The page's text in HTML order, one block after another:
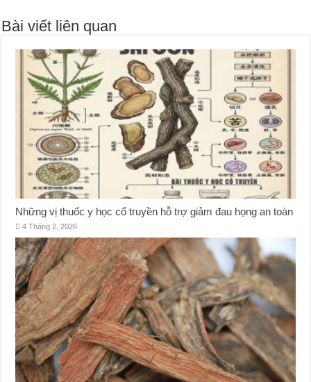
Bài viết liên quan
Những vị thuốc y học cổ truyền hỗ trợ giảm đau họng an toàn
4 Tháng 2, 2026